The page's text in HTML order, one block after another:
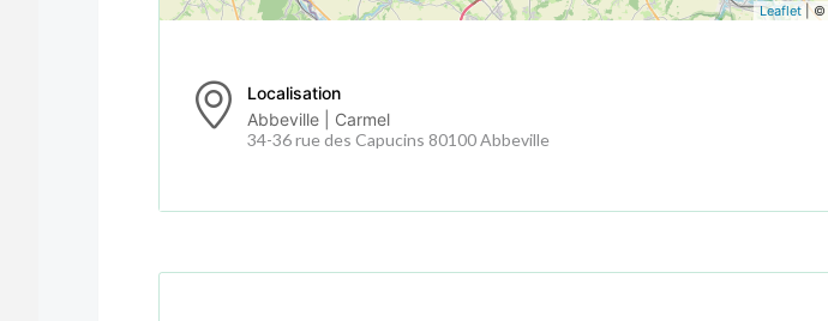
Leaflet| ©
Localisation
Abbeville | Carmel
34-36 rue des Capucins 80100 Abbeville